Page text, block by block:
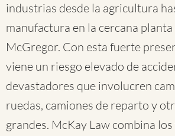
industrias desde la agricultura
manufactura en la cercana planta
McGregor. Con esta fuerte
viene un riesgo elevado de
devastadores que involucren
ruedas, camiones de reparto y
grandes. McKay Law combina